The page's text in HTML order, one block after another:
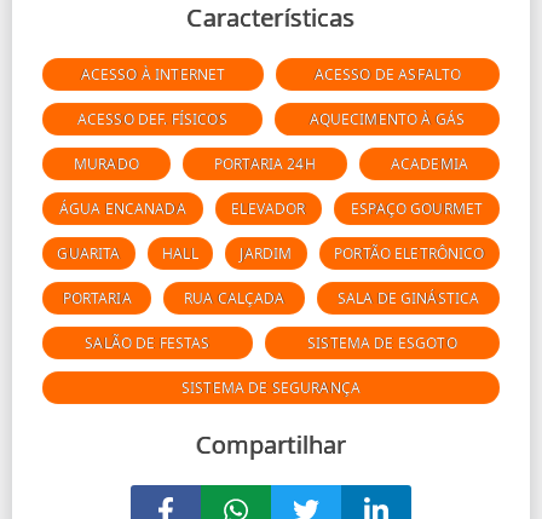
Características
ACESSO À INTERNET ACESSO DE ASFALTO
ACESSO DEF. FÍSICOS AQUECIMENTO À GÁS
MURADO PORTARIA 24H ACADEMIA
ÁGUA ENCANADA ELEVADOR ESPAÇO GOURMET
GUARITA HALL JARDIM PORTÃO ELETRÔNICO
PORTARIA RUA CALÇADA SALA DE GINÁSTICA
SALÃO DE FESTAS SISTEMA DE ESGOTO
SISTEMA DE SEGURANÇA
Compartilhar